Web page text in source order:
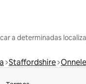
a determinadas
Staffordshire